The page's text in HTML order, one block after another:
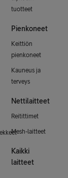
tuotteet
Pienkoneet
Keittiön
pienkoneet
Kauneus ja
terveys
Nettilaitteet
Reitittimet
Mesh-laitteet
Kaikki
laitteet